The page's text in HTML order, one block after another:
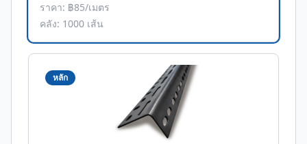
ราคา: ฿85/เมตร
คลัง: 1000 เส้น
หลัก